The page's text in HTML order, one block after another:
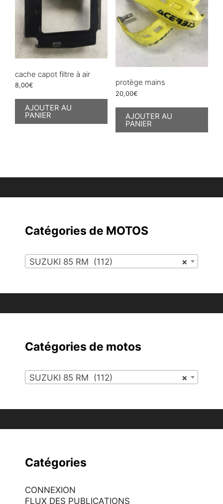
cache capot filtre à air
8,00€
AJOUTER AU
PANIER
protège mains
20,00€
AJOUTER AU
PANIER
Catégories de MOTOS
×
SUZUKI 85 RM (112)
Catégories de motos
×
SUZUKI 85 RM (112)
Catégories
CONNEXION
FLUX DES PUBLICATIONS